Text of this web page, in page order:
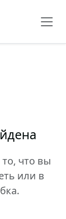
что вы
или в